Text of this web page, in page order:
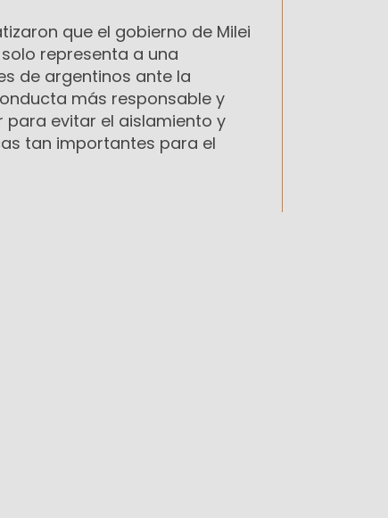
que el gobierno de Milei
representa a una
de argentinos ante la
más responsable y
para evitar el aislamiento y
tan importantes para el